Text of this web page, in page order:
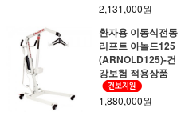
2,131,000원
환자용 이동식전동
리프트 아놀드125
(ARNOLD125)-건
강보험 적용상품
1,880,000원